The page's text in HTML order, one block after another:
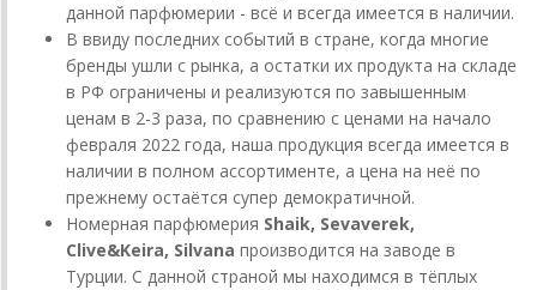
данной парфюмерии - всё и всегда имеется в наличии.
В ввиду последних событий в стране, когда многие
бренды ушли с рынка, а остатки их продукта на складе
в РФ ограничены и реализуются по завышенным
ценам в 2-3 раза, по сравнению с ценами на начало
февраля 2022 года, наша продукция всегда имеется в
наличии в полном ассортименте, а цена на неё по
прежнему остаётся супер демократичной.
Номерная парфюмерия Shaik, Sevaverek,
Clive&Keira, Silvana производится на заводе в
Турции. С данной страной мы находимся в тёплых